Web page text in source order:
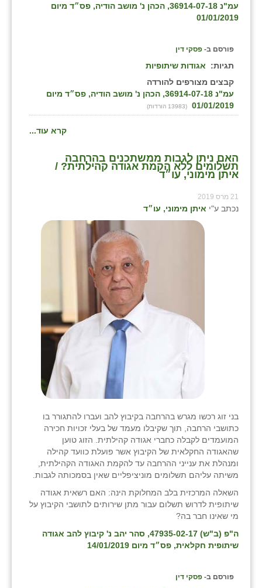
עמ"נ 36914-07-18, הכהן נ' מושב הודיה, פס״ד מיום
01/01/2019
פורסם ב- פסקי דין
תגיות:
אגודות שיתופיות
קבצים מצורפים להורדה
עמ"נ 36914-07-18, הכהן נ' מושב הודיה, פס״ד מיום
01/01/2019
(13983 הורדות)
קרא עוד...
האם ניתן לגבות ממשתכנים בהרחבה
תשלומים ללא הקמת אגודה קהילתית? /
איתן מימוני, עו״ד
21 מרס 2019
נכתב ע"י איתן מימוני, עו״ד
בני זוג רכשו מגרש בהרחבה בקיבוץ להב ועברו להתגורר בו
כתושבי הרחבה, תוך שקיבלו מעמד של בעלי זכויות חכירה
המועמדים לקבלה כחברי אגודה קהילתית. הזוג טוען
שהאגודה החקלאית של הקיבוץ אשר פועלת כוועד קהילה
ומנהלת את ענייני ההרחבה עד להקמת האגודה הקהילתית,
משיתה עליהם תשלומים מוניציפליים שאין בסמכותה לגבות.
השאלה המרכזית בלב המחלוקת הינה: האם רשאית אגודה
שיתופית לדרוש תשלום עבור מתן שירותים לתושבי הקיבוץ על
מי שאינו חבר בה?
ה"פ (ב"ש) 47935-02-17, סהר יהב נ' קיבוץ להב אגודה
שיתופית חקלאית, פס״ד מיום 14/01/2019
פורסם ב- פסקי דין